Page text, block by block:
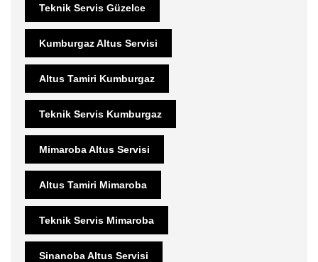
Teknik Servis Güzelce
Kumburgaz Altus Servisi
Altus Tamiri Kumburgaz
Teknik Servis Kumburgaz
Mimaroba Altus Servisi
Altus Tamiri Mimaroba
Teknik Servis Mimaroba
Sinanoba Altus Servisi